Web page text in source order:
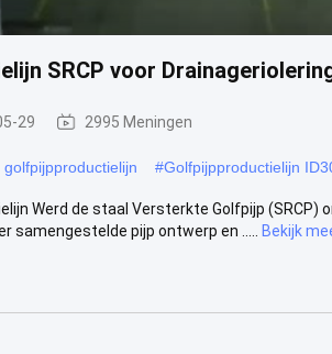
SRCP voor
29 2995 Meningen
golfpijpproductielijn #Golfpijpproductielijn
Werd de staal Versterkte Golfpijp (SRCP)
pijp ontwerp en .....
Bekijk